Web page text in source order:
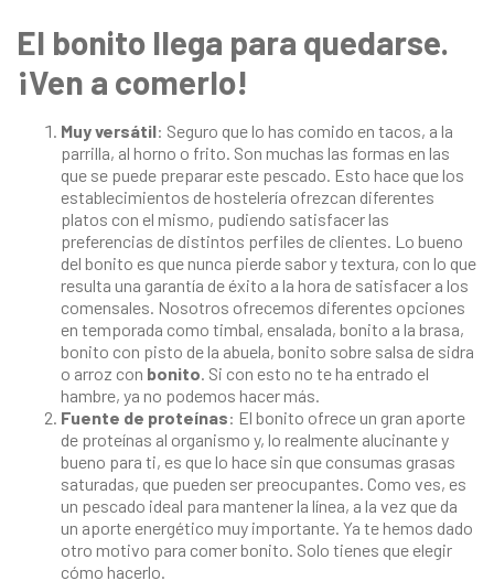
El bonito llega para quedarse.
¡Ven a comerlo!
Muy versátil: Seguro que lo has comido en tacos, a la
parrilla, al horno o frito. Son muchas las formas en las
que se puede preparar este pescado. Esto hace que los
establecimientos de hostelería ofrezcan diferentes
platos con el mismo, pudiendo satisfacer las
preferencias de distintos perfiles de clientes. Lo bueno
del bonito es que nunca pierde sabor y textura, con lo que
resulta una garantía de éxito a la hora de satisfacer a los
comensales. Nosotros ofrecemos diferentes opciones
en temporada como timbal, ensalada, bonito a la brasa,
bonito con pisto de la abuela, bonito sobre salsa de sidra
o arroz con bonito . Si con esto no te ha entrado el
hambre, ya no podemos hacer más.
Fuente de proteínas: El bonito ofrece un gran aporte
de proteínas al organismo y, lo realmente alucinante y
bueno para ti, es que lo hace sin que consumas grasas
saturadas, que pueden ser preocupantes. Como ves, es
un pescado ideal para mantener la línea, a la vez que da
un aporte energético muy importante. Ya te hemos dado
otro motivo para comer bonito. Solo tienes que elegir
cómo hacerlo.